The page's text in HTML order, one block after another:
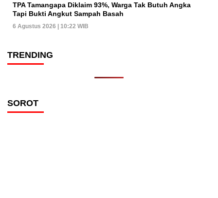
TPA Tamangapa Diklaim 93%, Warga Tak Butuh Angka
Tapi Bukti Angkut Sampah Basah
6 Agustus 2026 | 10:22 WIB
TRENDING
SOROT